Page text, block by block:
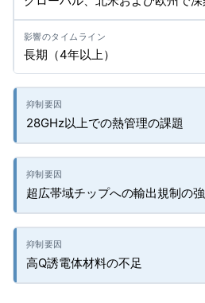
長期（4年以上）
28GHz以上での熱管理の課題
超広帯域チップへの輸出規制の
高Q誘電体材料の不足